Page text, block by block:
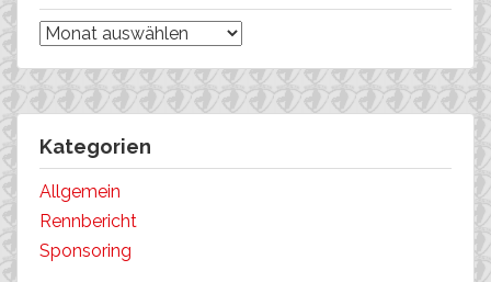
Archiv
Kategorien
Allgemein
Rennbericht
Sponsoring